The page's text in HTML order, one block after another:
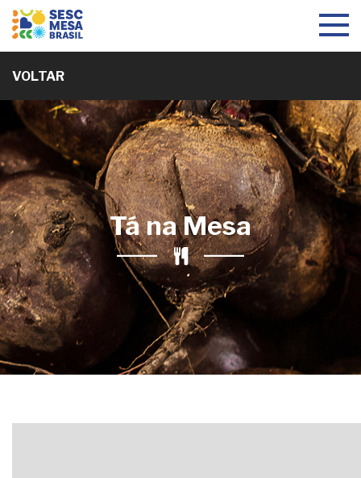
Toggle
VOLTAR
Tá na Mesa